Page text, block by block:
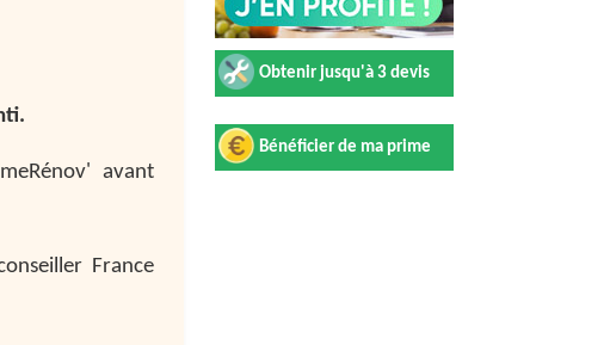
Obtenir jusqu'à 3 devis
Bénéficier de ma prime
avant
France